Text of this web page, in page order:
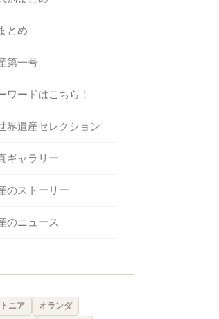
とめ
第一号
ワードはこちら！
界遺産セレクション
ギャラリー
のストーリー
のニュース
ニア オランダ